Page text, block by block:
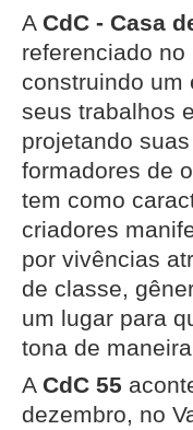
A CdC - Casa
referenciado
construindo um
seus trabalhos
projetando
formadores de
tem como
criadores
por vivências
de classe,
um lugar para
tona de
A CdC 55
dezembro, no